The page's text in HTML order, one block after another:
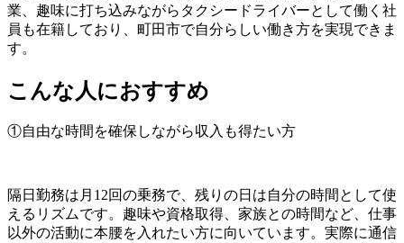
業、趣味に打ち込みながらタクシードライバーとして働く社
員も在籍しており、町田市で自分らしい働き方を実現できま
す。
こんな人におすすめ
①自由な時間を確保しながら収入も得たい方
隔日勤務は月12回の乗務で、残りの日は自分の時間として使
えるリズムです。趣味や資格取得、家族との時間など、仕事
以外の活動に本腰を入れたい方に向いています。実際に通信